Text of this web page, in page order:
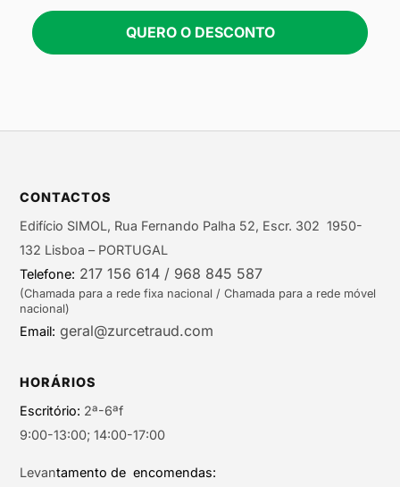
QUERO O DESCONTO
CONTACTOS
Edifício SIMOL, Rua Fernando Palha 52, Escr. 302 1950-
132 Lisboa – PORTUGAL
Telefone: 217 156 614 / 968 845 587
(Chamada para a rede fixa nacional / Chamada para a rede móvel
nacional)
Email: geral@zurcetraud.com
HORÁRIOS
Escritório: 2ª-6ªf
9:00-13:00; 14:00-17:00
Levantamento de encomendas: